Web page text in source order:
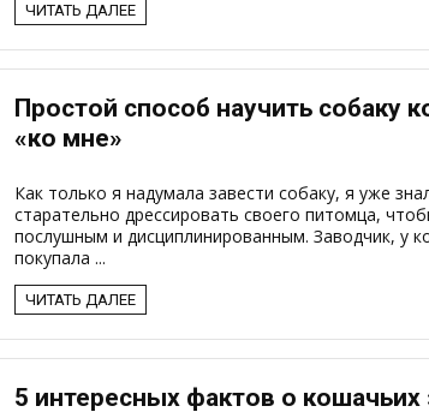
ЧИТАТЬ ДАЛЕЕ
Простой способ научить собаку
«ко мне»
Как только я надумала завести собаку, я уже
старательно дрессировать своего питомца,
послушным и дисциплинированным. Заводчик, у
покупала ...
ЧИТАТЬ ДАЛЕЕ
5 интересных фактов о кошачьих